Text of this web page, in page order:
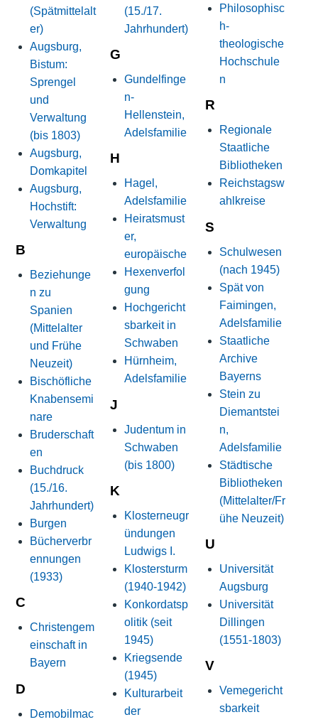
(Spätmittelalt
er)
Augsburg,
Bistum:
Sprengel
und
Verwaltung
(bis 1803)
Augsburg,
Domkapitel
Augsburg,
Hochstift:
Verwaltung
B
Beziehunge
n zu
Spanien
(Mittelalter
und Frühe
Neuzeit)
Bischöfliche
Knabensemi
nare
Bruderschaft
en
Buchdruck
(15./16.
Jahrhundert)
Burgen
Bücherverbr
ennungen
(1933)
C
Christengem
einschaft in
Bayern
D
Demobilmac
(15./17.
Jahrhundert)
G
Gundelfinge
n-
Hellenstein,
Adelsfamilie
H
Hagel,
Adelsfamilie
Heiratsmust
er,
europäische
Hexenverfol
gung
Hochgericht
sbarkeit in
Schwaben
Hürnheim,
Adelsfamilie
J
Judentum in
Schwaben
(bis 1800)
K
Klosterneugr
ündungen
Ludwigs I.
Klostersturm
(1940-1942)
Konkordatsp
olitik (seit
1945)
Kriegsende
(1945)
Kulturarbeit
der
Philosophisc
h-
theologische
Hochschule
n
R
Regionale
Staatliche
Bibliotheken
Reichstagsw
ahlkreise
S
Schulwesen
(nach 1945)
Spät von
Faimingen,
Adelsfamilie
Staatliche
Archive
Bayerns
Stein zu
Diemantstei
n,
Adelsfamilie
Städtische
Bibliotheken
(Mittelalter/Fr
ühe Neuzeit)
U
Universität
Augsburg
Universität
Dillingen
(1551-1803)
V
Vemegericht
sbarkeit